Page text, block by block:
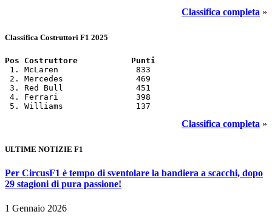
Classifica completa »
Classifica Costruttori F1 2025
Pos Costruttore           Punti
1. McLaren                833
2. Mercedes               469
3. Red Bull               451
4. Ferrari                398
5. Williams               137
Classifica completa »
ULTIME NOTIZIE F1
Per CircusF1 è tempo di sventolare la bandiera a scacchi, dopo
29 stagioni di pura passione!
1 Gennaio 2026